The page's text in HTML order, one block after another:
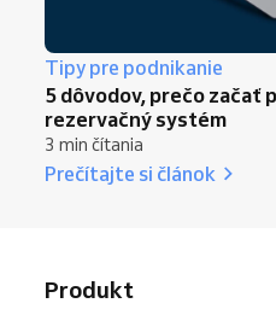
Tipy pre podnikanie
5 dôvodov, prečo začať
rezervačný systém
3 min čítania
Prečítajte si článok
Produkt